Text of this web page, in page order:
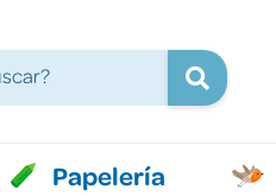
Papelería